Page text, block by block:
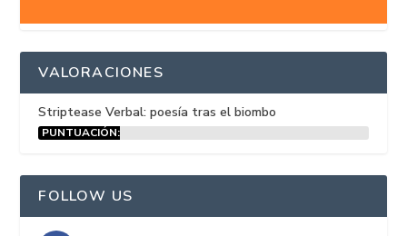
VALORACIONES
Striptease Verbal: poesía tras el biombo
PUNTUACIÓN:
FOLLOW US